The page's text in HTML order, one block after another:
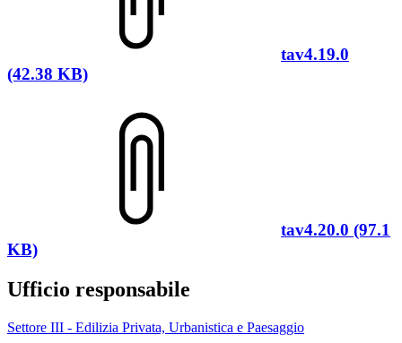
tav4.19.0
(42.38 KB)
tav4.20.0 (97.1
KB)
Ufficio responsabile
Settore III - Edilizia Privata, Urbanistica e Paesaggio